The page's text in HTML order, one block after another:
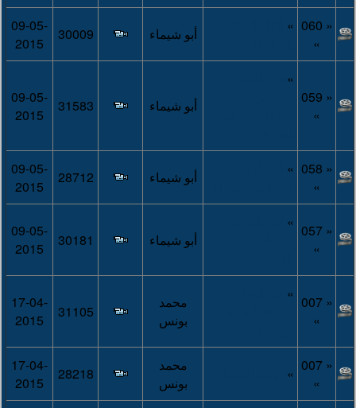
« 060
»
» أبو شيماء 30009
09-05-
2015
« 059
»
»
أبو شيماء 31583
09-05-
2015
« 058
»
» أبو شيماء 28712
09-05-
2015
« 057
»
»
أبو شيماء 30181
09-05-
2015
« 007
»
»
محمد
بونس
31105
17-04-
2015
« 007
»
»
محمد
بونس
28218
17-04-
2015